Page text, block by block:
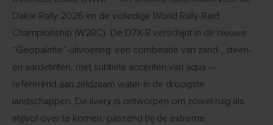
Dakar Rally 2026 en de volledige World Rally-Raid
Championship (W2RC). De D7X-R verschijnt in de nieuwe
“Geopalette”-uitvoering: een combinatie van zand-, steen-
en aardetinten, met subtiele accenten van aqua —
refererend aan zeldzaam water in de droogste
landschappen. De livery is ontworpen om zowel ruig als
stijlvol over te komen, passend bij de extreme